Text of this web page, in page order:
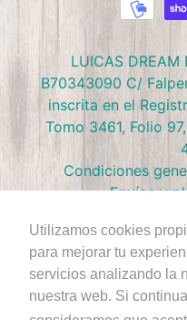
Utilizamos cookies
para mejorar tu
servicios analizando la
nuestra web. Si
LUICAS DREAM
B70343090 C/
inscrita en el
Tomo 3461, Folio
Condiciones
Envíos y
Política de
Política de Cookies
Condiciones
Ejercer derecho de